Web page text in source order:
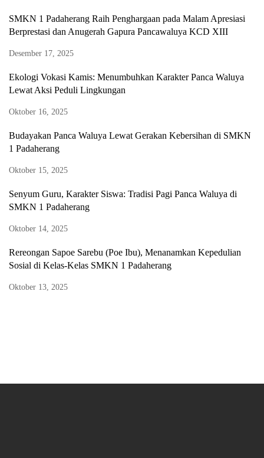
SMKN 1 Padaherang Raih Penghargaan pada Malam Apresiasi
Berprestasi dan Anugerah Gapura Pancawaluya KCD XIII
Desember 17, 2025
Ekologi Vokasi Kamis: Menumbuhkan Karakter Panca Waluya
Lewat Aksi Peduli Lingkungan
Oktober 16, 2025
Budayakan Panca Waluya Lewat Gerakan Kebersihan di SMKN
1 Padaherang
Oktober 15, 2025
Senyum Guru, Karakter Siswa: Tradisi Pagi Panca Waluya di
SMKN 1 Padaherang
Oktober 14, 2025
Rereongan Sapoe Sarebu (Poe Ibu), Menanamkan Kepedulian
Sosial di Kelas-Kelas SMKN 1 Padaherang
Oktober 13, 2025